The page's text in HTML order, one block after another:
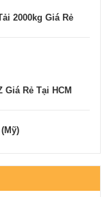
2000kg Giá Rẻ
Giá Rẻ Tại HCM